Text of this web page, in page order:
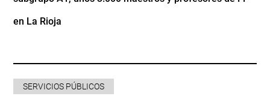
en La Rioja
SERVICIOS PÚBLICOS